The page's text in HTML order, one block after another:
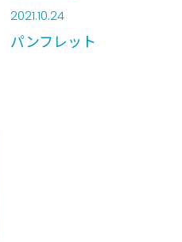
2021.10.24
パンフレット